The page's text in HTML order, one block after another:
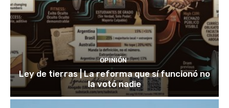
OPINIÓN
Ley de tierras | La reforma que sí funcionó no
la votó nadie